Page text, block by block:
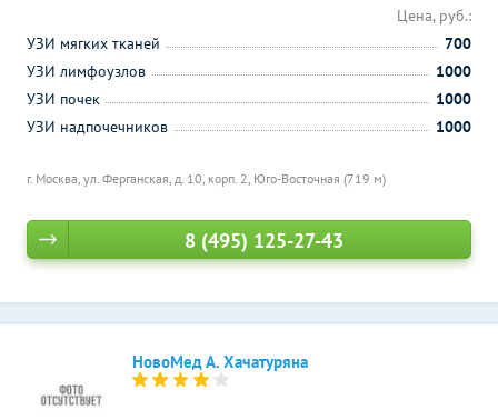
г. Москва, ул. Ферганская, д. 10, корп. 2, Юго-Восточная (719 м)
Цена, руб.:
УЗИ мягких тканей
700
УЗИ лимфоузлов
1000
УЗИ почек
1000
УЗИ надпочечников
1000
8 (495) 125-27-43
НовоМед А. Хачатуряна